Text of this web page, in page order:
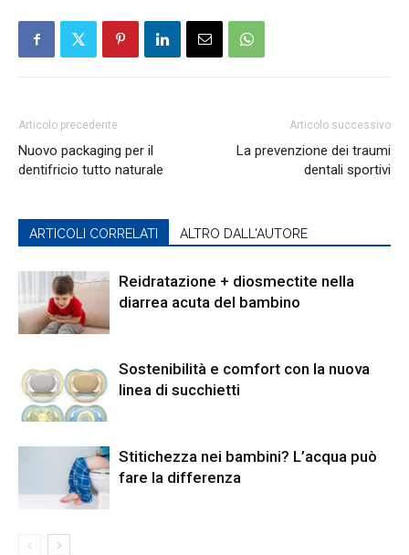
Articolo precedente
Nuovo packaging per il
dentifricio tutto naturale
Articolo successivo
La prevenzione dei traumi
dentali sportivi
ARTICOLI CORRELATI ALTRO DALL'AUTORE
Reidratazione + diosmectite nella
diarrea acuta del bambino
Sostenibilità e comfort con la nuova
linea di succhietti
Stitichezza nei bambini? L’acqua può
fare la differenza